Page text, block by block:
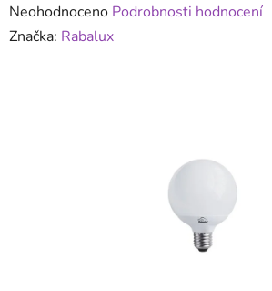
Průměrné
hodnocení
Neohodnoceno Podrobnosti hodnocení
Značka: Rabalux